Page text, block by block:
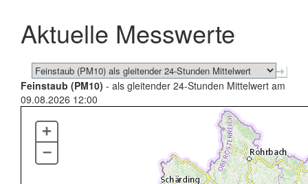
schließen
Aktuelle Messwerte
Feinstaub (PM10) - als gleitender 24-Stunden Mittelwert am
09.08.2026 12:00
+
–